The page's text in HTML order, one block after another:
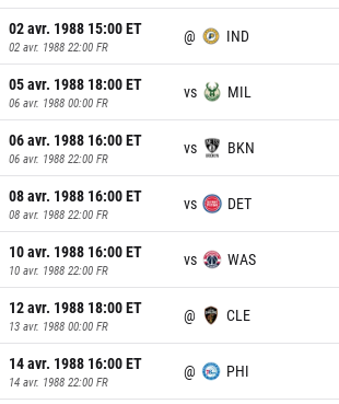
02 avr. 1988 15:00ET
02 avr. 1988 22:00 FR
@ IND
05 avr. 1988 18:00ET
06 avr. 1988 00:00 FR
vs MIL
06 avr. 1988 16:00ET
06 avr. 1988 22:00 FR
vs BKN
08 avr. 1988 16:00ET
08 avr. 1988 22:00 FR
vs DET
10 avr. 1988 16:00ET
10 avr. 1988 22:00 FR
vs WAS
12 avr. 1988 18:00ET
13 avr. 1988 00:00 FR
@ CLE
14 avr. 1988 16:00ET
14 avr. 1988 22:00 FR
@ PHI